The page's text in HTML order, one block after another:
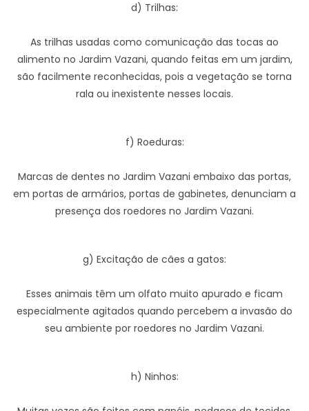
d) Trilhas:
As trilhas usadas como comunicação das tocas ao
alimento no Jardim Vazani, quando feitas em um jardim,
são facilmente reconhecidas, pois a vegetação se torna
rala ou inexistente nesses locais.
f) Roeduras:
Marcas de dentes no Jardim Vazani embaixo das portas,
em portas de armários, portas de gabinetes, denunciam a
presença dos roedores no Jardim Vazani.
g) Excitação de cães a gatos:
Esses animais têm um olfato muito apurado e ficam
especialmente agitados quando percebem a invasão do
seu ambiente por roedores no Jardim Vazani.
h) Ninhos: